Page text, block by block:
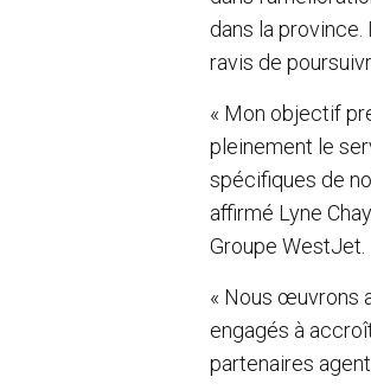
dans la
ravis de
« Mon objectif
pleinement le
spécifiques de
affirmé Lyne
Groupe WestJet.
« Nous œuvrons
engagés à
partenaires